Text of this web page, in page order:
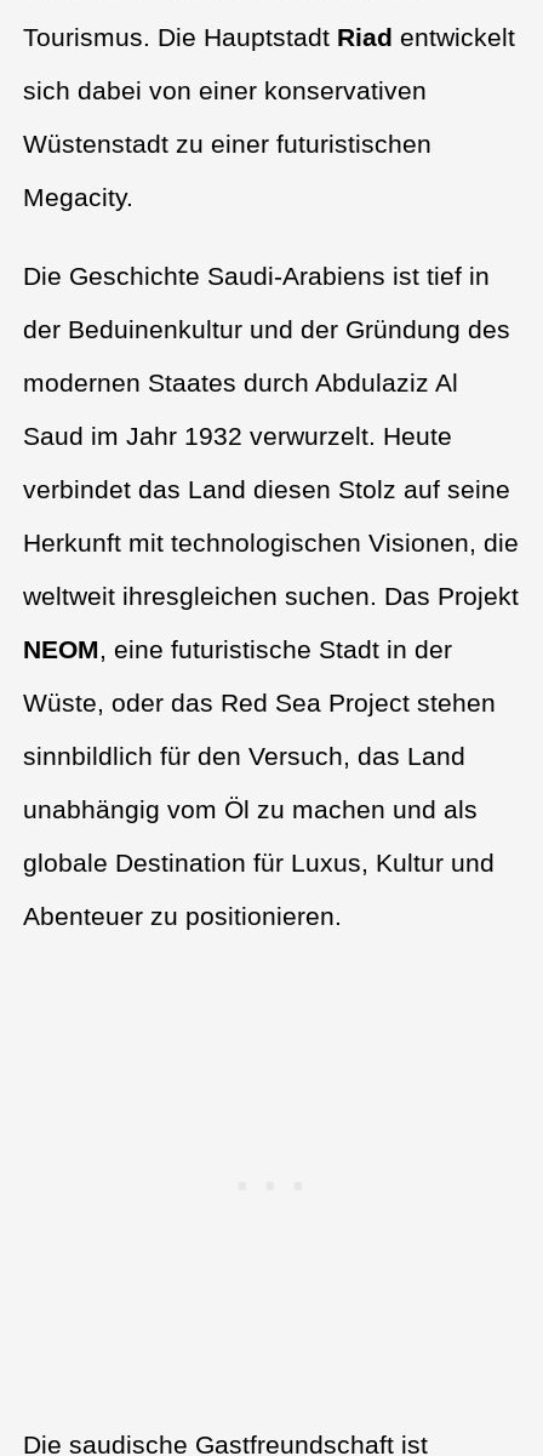
Tourismus. Die Hauptstadt Riad entwickelt
sich dabei von einer konservativen
Wüstenstadt zu einer futuristischen
Megacity.
Die Geschichte Saudi-Arabiens ist tief in
der Beduinenkultur und der Gründung des
modernen Staates durch Abdulaziz Al
Saud im Jahr 1932 verwurzelt. Heute
verbindet das Land diesen Stolz auf seine
Herkunft mit technologischen Visionen, die
weltweit ihresgleichen suchen. Das Projekt
NEOM, eine futuristische Stadt in der
Wüste, oder das Red Sea Project stehen
sinnbildlich für den Versuch, das Land
unabhängig vom Öl zu machen und als
globale Destination für Luxus, Kultur und
Abenteuer zu positionieren.
Die saudische Gastfreundschaft ist